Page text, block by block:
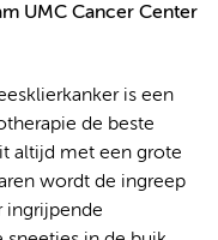
UMC Cancer Center
is een
de beste
altijd met een grote
wordt de ingreep
ingrijpende